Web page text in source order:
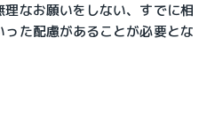
なお願いをしない、すでに相
た配慮があることが必要とな